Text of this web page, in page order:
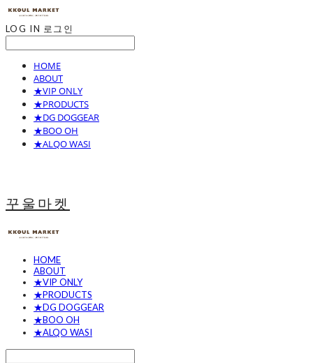
LOG IN 로그인
HOME
ABOUT
★VIP ONLY
★PRODUCTS
★DG DOGGEAR
★BOO OH
★ALQO WASI
꾸울마켓
HOME
ABOUT
★VIP ONLY
★PRODUCTS
★DG DOGGEAR
★BOO OH
★ALQO WASI